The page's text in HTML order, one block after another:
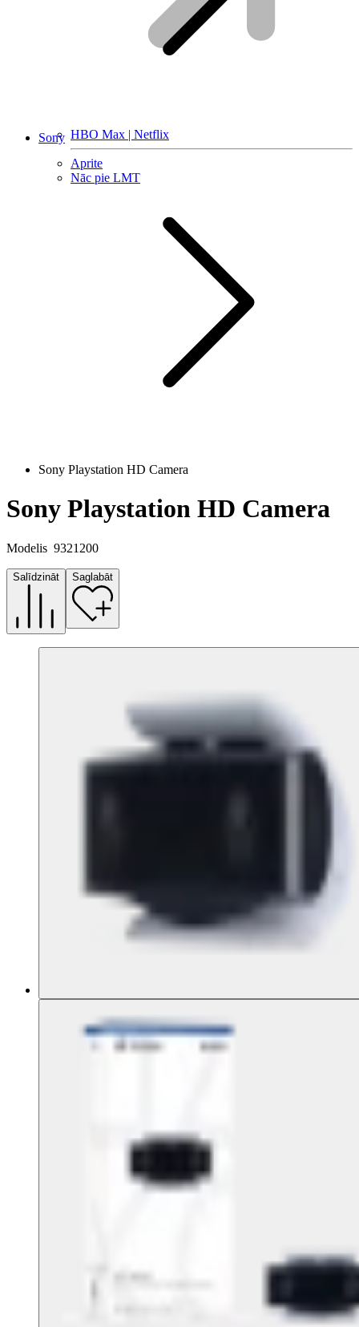
HBO Max | Netflix
Aprite
Nāc pie LMT
Sony
Sony Playstation HD Camera
Sony Playstation HD Camera
Modelis 9321200
Salīdzināt Saglabāt